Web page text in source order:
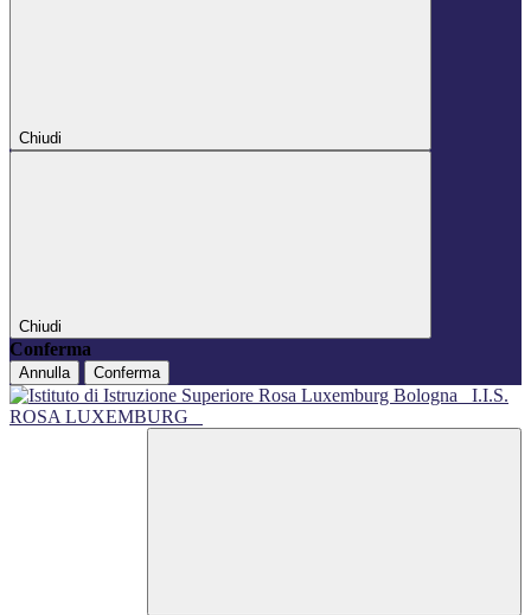
Chiudi
Chiudi
Conferma
Annulla Conferma
I.I.S.
ROSA LUXEMBURG